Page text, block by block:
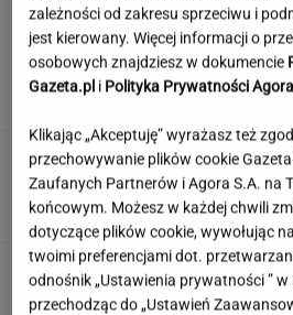
Wiśniewskiego.
Pełczyńska-Nałęcz
Hołowni: Zęby
Znasz się na
mogą cię zaskoczyć!
zależności od zakresu sprzeciwu i
jest kierowany. Więcej informacji o
osobowych znajdziesz w dokumencie
Gazeta.pl i Polityka Prywatności
Klikając „Akceptuję” wyrażasz też
przechowywanie plików cookie
Zaufanych Partnerów i Agora S.A. na
końcowym. Możesz w każdej chwili
dotyczące plików cookie, wywołując
twoimi preferencjami dot.
odnośnik „Ustawienia prywatności ”
przechodząc do „Ustawień